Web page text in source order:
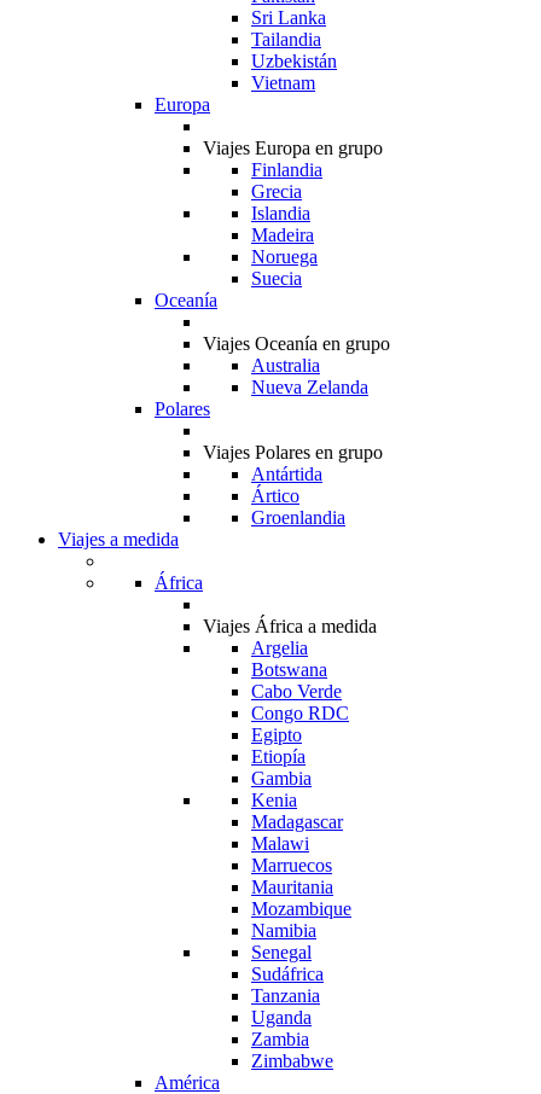
Sri Lanka
Tailandia
Uzbekistán
Vietnam
Europa
Viajes Europa en grupo
Finlandia
Grecia
Islandia
Madeira
Noruega
Suecia
Oceanía
Viajes Oceanía en grupo
Australia
Nueva Zelanda
Polares
Viajes Polares en grupo
Antártida
Ártico
Groenlandia
Viajes a medida
África
Viajes África a medida
Argelia
Botswana
Cabo Verde
Congo RDC
Egipto
Etiopía
Gambia
Kenia
Madagascar
Malawi
Marruecos
Mauritania
Mozambique
Namibia
Senegal
Sudáfrica
Tanzania
Uganda
Zambia
Zimbabwe
América